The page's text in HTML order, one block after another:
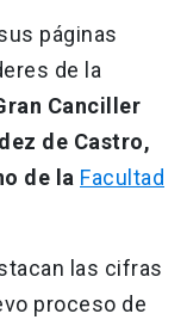
páginas
de la
Canciller
de Castro,
de la Facultad
las cifras
proceso de